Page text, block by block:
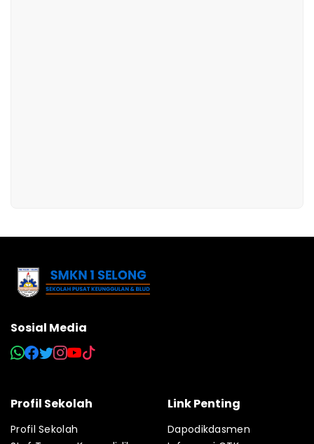
Sosial Media
Profil Sekolah
Profil Sekolah
Link Penting
Dapodikdasmen